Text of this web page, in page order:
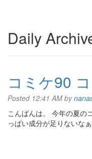
Daily
コミケ90
Posted 12:41 AM by
こんばんは。 今年の夏の
っぱい成分が足りないなぁ